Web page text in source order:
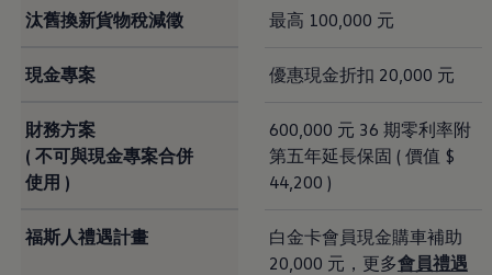
會員專屬禮遇
車主手冊下載
Volkswagen AG
體驗 Volkswagen
智慧、安全與駕馭樂趣
最新消息
汰舊換新貨物稅減徵 最高 100,000 元
現金專案 優惠現金折扣 20,000 元
財務方案
( 不可與現金專案合併
使用 )
600,000 元 36 期零利率附
第五年延長保固 ( 價值 $
44,200 )
福斯人禮遇計畫
白金卡會員現金購車補助
20,000 元，更多會員禮遇